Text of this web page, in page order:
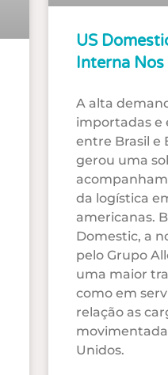
US
Interna Nos
A alta
importadas e
entre Brasil e
gerou uma
da logística
americanas.
Domestic, a
pelo Grupo
uma maior
como em
relação as
Unidos.